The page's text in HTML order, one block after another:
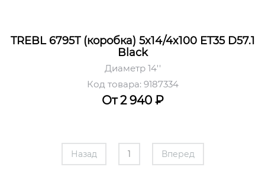
TREBL 6795T (коробка) 5x14/4x100 ET35 D57.1
Black
Диаметр 14''
Код товара: 9187334
От 2 940 ₽
Назад 1 Вперед